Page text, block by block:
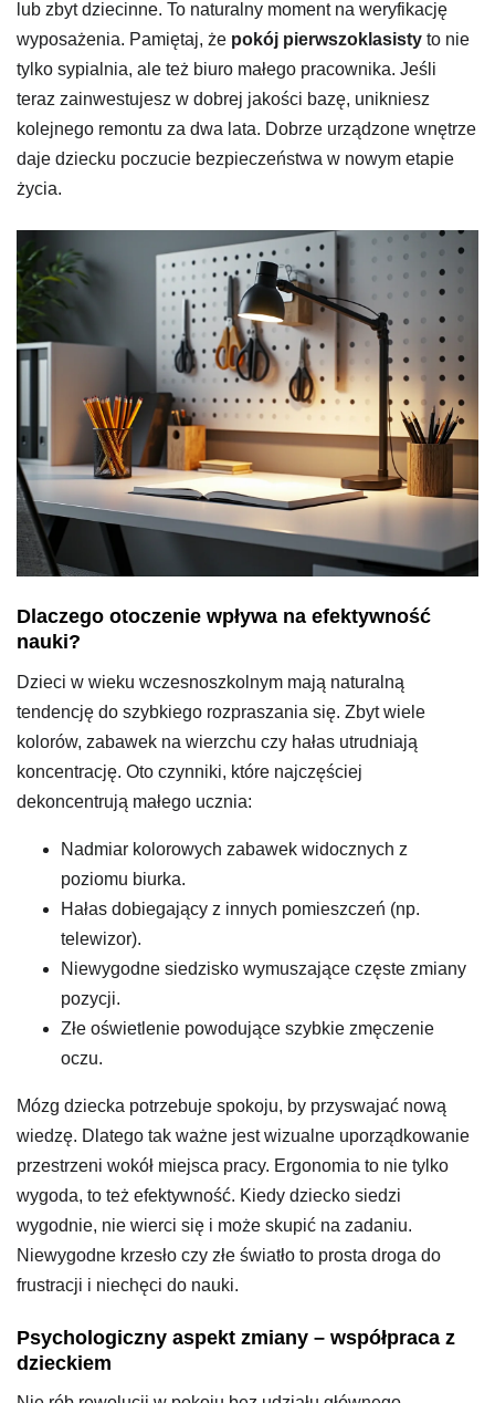
lub zbyt dziecinne. To naturalny moment na weryfikację
wyposażenia. Pamiętaj, że pokój pierwszoklasisty to nie
tylko sypialnia, ale też biuro małego pracownika. Jeśli
teraz zainwestujesz w dobrej jakości bazę, unikniesz
kolejnego remontu za dwa lata. Dobrze urządzone wnętrze
daje dziecku poczucie bezpieczeństwa w nowym etapie
życia.
Dlaczego otoczenie wpływa na efektywność
nauki?
Dzieci w wieku wczesnoszkolnym mają naturalną
tendencję do szybkiego rozpraszania się. Zbyt wiele
kolorów, zabawek na wierzchu czy hałas utrudniają
koncentrację. Oto czynniki, które najczęściej
dekoncentrują małego ucznia:
Nadmiar kolorowych zabawek widocznych z
poziomu biurka.
Hałas dobiegający z innych pomieszczeń (np.
telewizor).
Niewygodne siedzisko wymuszające częste zmiany
pozycji.
Złe oświetlenie powodujące szybkie zmęczenie
oczu.
Mózg dziecka potrzebuje spokoju, by przyswajać nową
wiedzę. Dlatego tak ważne jest wizualne uporządkowanie
przestrzeni wokół miejsca pracy. Ergonomia to nie tylko
wygoda, to też efektywność. Kiedy dziecko siedzi
wygodnie, nie wierci się i może skupić na zadaniu.
Niewygodne krzesło czy złe światło to prosta droga do
frustracji i niechęci do nauki.
Psychologiczny aspekt zmiany – współpraca z
dzieckiem